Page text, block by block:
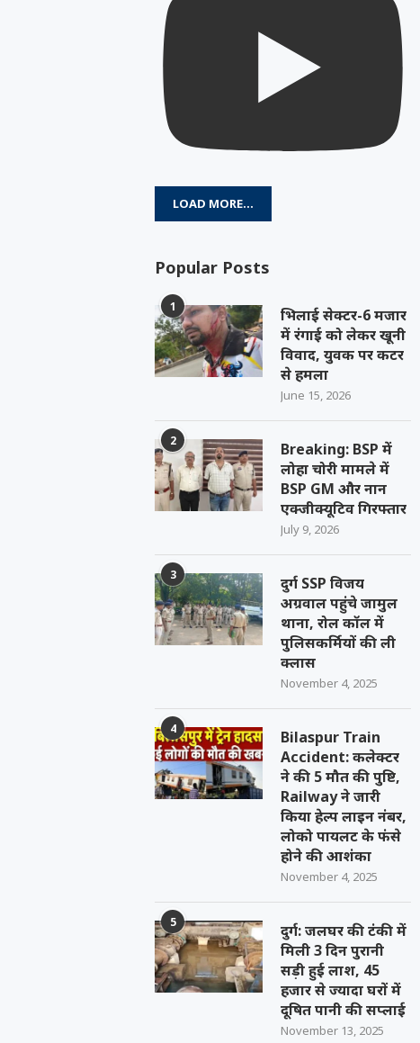
LOAD MORE...
Popular Posts
1
भिलाई सेक्टर-6 मजार
में रंगाई को लेकर खूनी
विवाद, युवक पर कटर
से हमला
June 15, 2026
2
Breaking: BSP में
लोहा चोरी मामले में
BSP GM और नान
एक्जीक्यूटिव गिरफ्तार
July 9, 2026
3
दुर्ग SSP विजय
अग्रवाल पहुंचे जामुल
थाना, रोल कॉल में
पुलिसकर्मियों की ली
क्लास
November 4, 2025
4
Bilaspur Train
Accident: कलेक्टर
ने की 5 मौत की पुष्टि,
Railway ने जारी
किया हेल्प लाइन नंबर,
लोको पायलट के फंसे
होने की आशंका
November 4, 2025
5
दुर्ग: जलघर की टंकी में
मिली 3 दिन पुरानी
सड़ी हुई लाश, 45
हजार से ज्यादा घरों में
दूषित पानी की सप्लाई
November 13, 2025